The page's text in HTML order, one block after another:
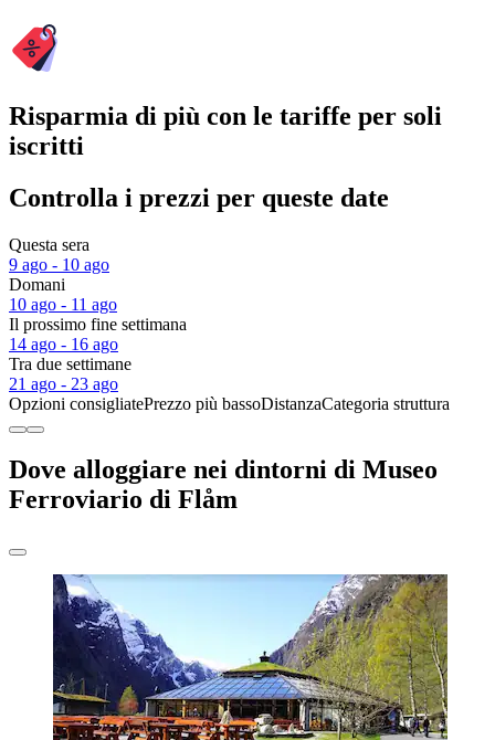
Risparmia di più con le tariffe per soli
iscritti
Controlla i prezzi per queste date
Questa sera
9 ago - 10 ago
Domani
10 ago - 11 ago
Il prossimo fine settimana
14 ago - 16 ago
Tra due settimane
21 ago - 23 ago
Opzioni consigliatePrezzo più bassoDistanzaCategoria struttura
Dove alloggiare nei dintorni di Museo
Ferroviario di Flåm